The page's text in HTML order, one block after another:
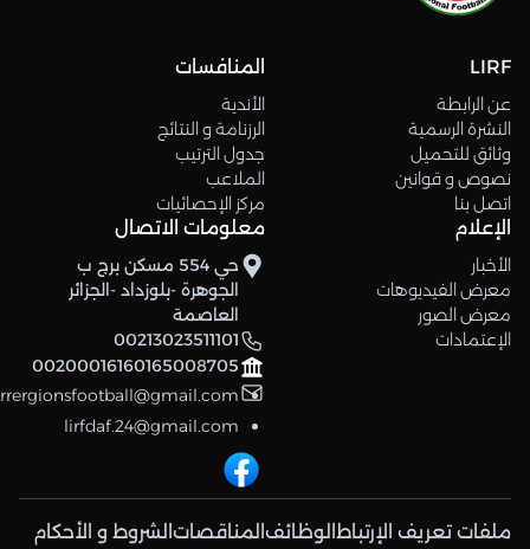
LIRF
عن الرابطة
النشرة الرسمية
وثائق للتحميل
نصوص و قوانين
اتصل بنا
المنافسات
الأندية
الرزنامة و النتائج
جدول الترتيب
الملاعب
مركز الإحصائيات
الإعلام
الأخبار
معرض الفيديوهات
معرض الصور
الإعتمادات
معلومات الاتصال
حي 554 مسكن برج ب
الجوهرة -بلوزداد -الجزائر
العاصمة
00213023511101
00200016160165008705
lirfdaf.24@gmail.com
ملفات تعريف الإرتباط الوظائف المناقصات الشروط و الأحكام